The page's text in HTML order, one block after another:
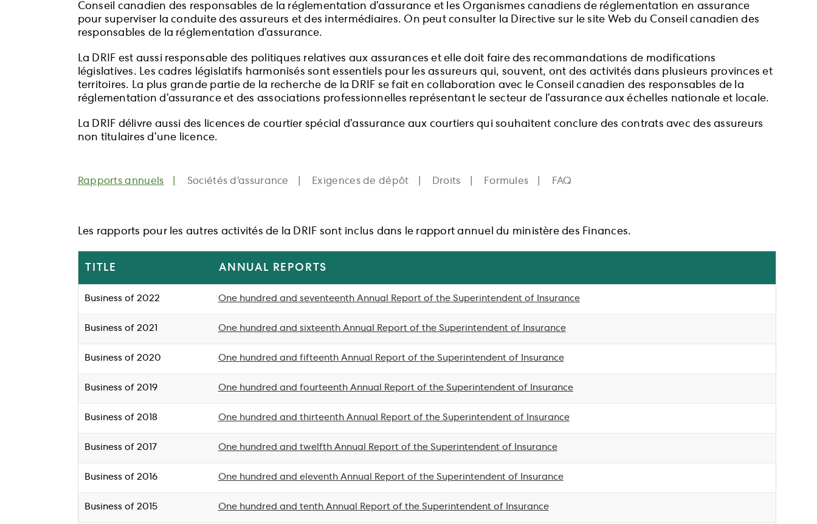
Conseil canadien des responsables de la réglementation d’assurance et les Organismes canadiens de réglementation en assurance
pour superviser la conduite des assureurs et des intermédiaires. On peut consulter la Directive sur le site Web du Conseil canadien des
responsables de la réglementation d’assurance.
La DRIF est aussi responsable des politiques relatives aux assurances et elle doit faire des recommandations de modifications
législatives. Les cadres législatifs harmonisés sont essentiels pour les assureurs qui, souvent, ont des activités dans plusieurs provinces et
territoires. La plus grande partie de la recherche de la DRIF se fait en collaboration avec le Conseil canadien des responsables de la
réglementation d’assurance et des associations professionnelles représentant le secteur de l’assurance aux échelles nationale et locale.
La DRIF délivre aussi des licences de courtier spécial d’assurance aux courtiers qui souhaitent conclure des contrats avec des assureurs
non titulaires d’une licence.
Rapports annuels Sociétés d’assurance Exigences de dépôt Droits Formules FAQ
Les rapports pour les autres activités de la DRIF sont inclus dans le rapport annuel du ministère des Finances.
TITLE ANNUAL REPORTS
Business of 2022 One hundred and seventeenth Annual Report of the Superintendent of Insurance
Business of 2021 One hundred and sixteenth Annual Report of the Superintendent of Insurance
Business of 2020 One hundred and fifteenth Annual Report of the Superintendent of Insurance
Business of 2019 One hundred and fourteenth Annual Report of the Superintendent of Insurance
Business of 2018 One hundred and thirteenth Annual Report of the Superintendent of Insurance
Business of 2017 One hundred and twelfth Annual Report of the Superintendent of Insurance
Business of 2016 One hundred and eleventh Annual Report of the Superintendent of Insurance
Business of 2015 One hundred and tenth Annual Report of the Superintendent of Insurance